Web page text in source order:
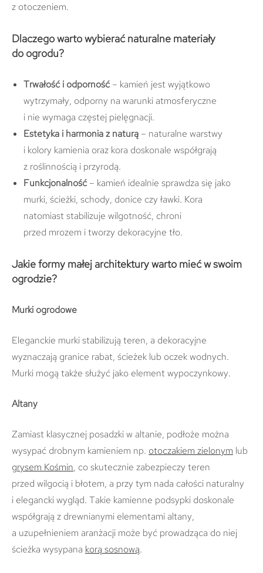
z otoczeniem.
Dlaczego warto wybierać naturalne materiały
do ogrodu?
Trwałość i odporność – kamień jest wyjątkowo
wytrzymały, odporny na warunki atmosferyczne
i nie wymaga częstej pielęgnacji.
Estetyka i harmonia z naturą – naturalne warstwy
i kolory kamienia oraz kora doskonale współgrają
z roślinnością i przyrodą.
Funkcjonalność – kamień idealnie sprawdza się jako
murki, ścieżki, schody, donice czy ławki. Kora
natomiast stabilizuje wilgotność, chroni
przed mrozem i tworzy dekoracyjne tło.
Jakie formy małej architektury warto mieć w swoim
ogrodzie?
Murki ogrodowe
Eleganckie murki stabilizują teren, a dekoracyjne
wyznaczają granice rabat, ścieżek lub oczek wodnych.
Murki mogą także służyć jako element wypoczynkowy.
Altany
Zamiast klasycznej posadzki w altanie, podłoże można
wysypać drobnym kamieniem np. otoczakiem zielonym lub
grysem Kośmin, co skutecznie zabezpieczy teren
przed wilgocią i błotem, a przy tym nada całości naturalny
i elegancki wygląd. Takie kamienne podsypki doskonale
współgrają z drewnianymi elementami altany,
a uzupełnieniem aranżacji może być prowadząca do niej
ścieżka wysypana korą sosnową.